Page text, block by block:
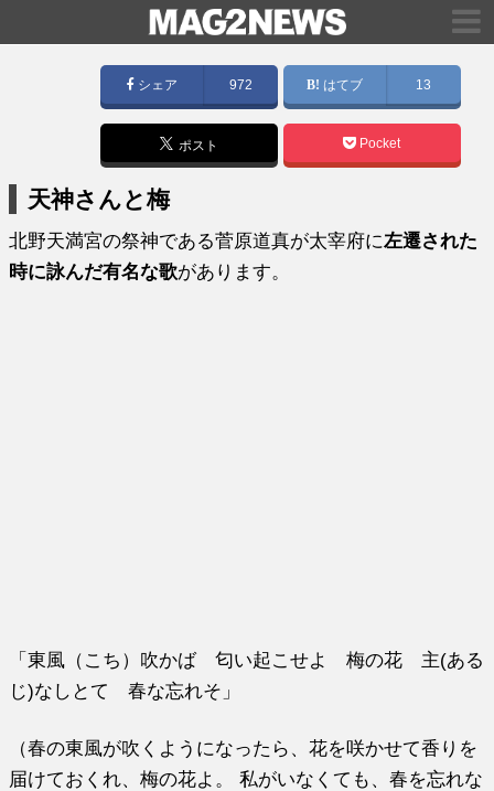
シェア 972 はてブ 13
ポスト Pocket
天神さんと梅
北野天満宮の祭神である菅原道真が太宰府に左遷された
時に詠んだ有名な歌があります。
「東風（こち）吹かば 匂い起こせよ 梅の花 主(ある
じ)なしとて 春な忘れそ」
（春の東風が吹くようになったら、花を咲かせて香りを
届けておくれ、梅の花よ。 私がいなくても、春を忘れな